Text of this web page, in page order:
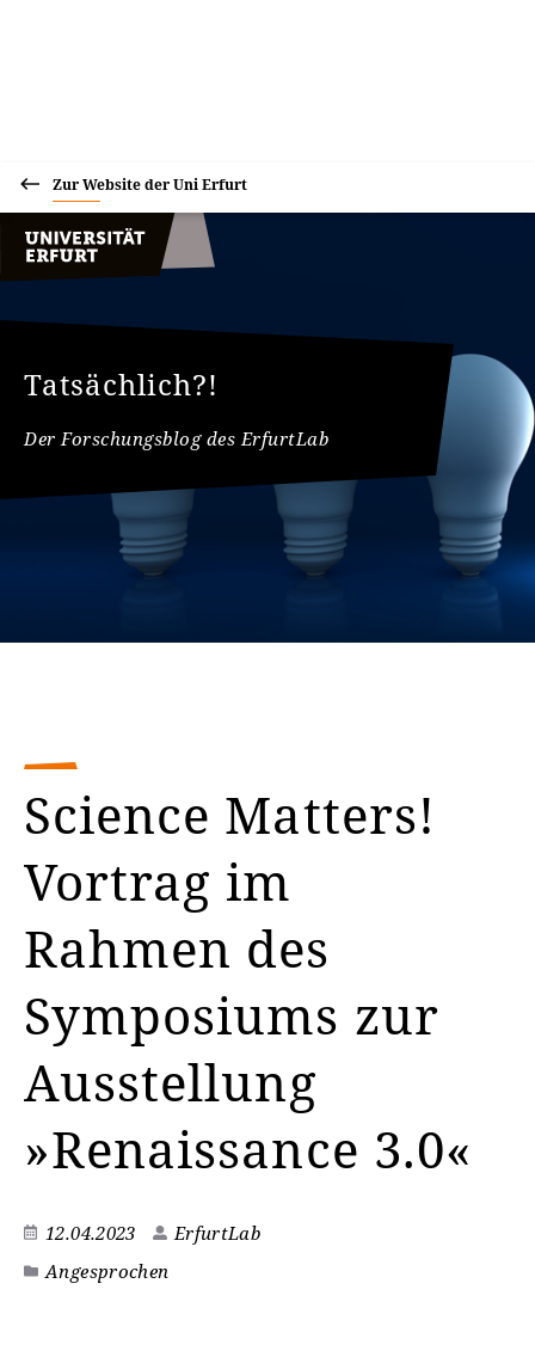
Zur Website der Uni Erfurt
Tatsächlich?!
Der Forschungsblog des ErfurtLab
Science Matters!
Vortrag im
Rahmen des
Symposiums zur
Ausstellung
»Renaissance 3.0«
12.04.2023
ErfurtLab
Angesprochen